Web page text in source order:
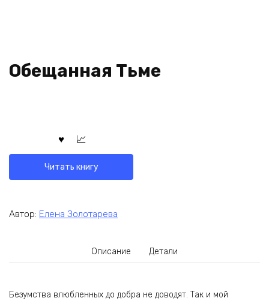
Обещанная Тьме
Читать книгу
Автор: Елена Золотарева
Описание Детали
Безумства влюбленных до добра не доводят. Так и мой